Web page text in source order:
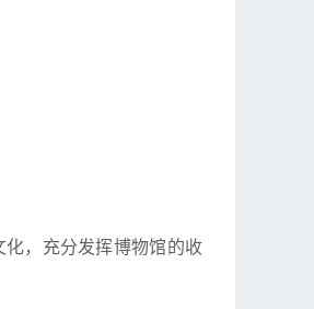
，充分发挥博物馆的收